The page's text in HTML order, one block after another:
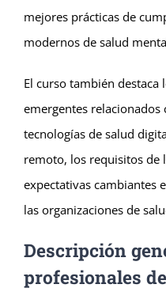
mejores prácticas de
modernos de salud
El curso también
emergentes relacionados
tecnologías de salud
remoto, los requisitos de
expectativas cambiantes
las organizaciones de
Descripción
profesionales